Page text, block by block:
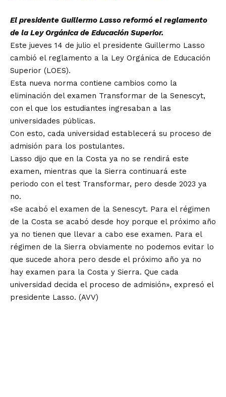
El presidente Guillermo Lasso reformó el reglamento
de la Ley Orgánica de Educación Superior.
Este jueves 14 de julio el presidente Guillermo Lasso
cambió el reglamento a la Ley Orgánica de Educación
Superior (LOES).
Esta nueva norma contiene cambios como la
eliminación del examen Transformar de la Senescyt,
con el que los estudiantes ingresaban a las
universidades públicas.
Con esto, cada universidad establecerá su proceso de
admisión para los postulantes.
Lasso dijo que en la Costa ya no se rendirá este
examen, mientras que la Sierra continuará este
periodo con el test Transformar, pero desde 2023 ya
no.
«Se acabó el examen de la Senescyt. Para el régimen
de la Costa se acabó desde hoy porque el próximo año
ya no tienen que llevar a cabo ese examen. Para el
régimen de la Sierra obviamente no podemos evitar lo
que sucede ahora pero desde el próximo año ya no
hay examen para la Costa y Sierra. Que cada
universidad decida el proceso de admisión», expresó el
presidente Lasso. (AVV)